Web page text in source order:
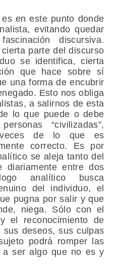
en este punto donde
evitando quedar
discursiva.
parte del discurso
se identifica, cierta
que hace sobre sí
una forma de encubrir
Esto nos obliga
a salirnos de esta
lo que puede o debe
“civilizadas”,
veces de lo que es
correcto. Es por
se aleja tanto del
diariamente entre dos
analítico busca
del individuo, el
pugna por salir y que
niega. Sólo con el
el reconocimiento de
deseos, sus culpas
podrá romper las
a ser algo que no es y